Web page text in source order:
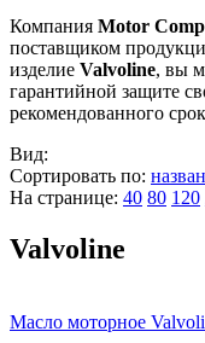
Компания Motor
поставщиком
изделие Valvoline, вы
гарантийной защите
рекомендованного
Вид:
Сортировать по:
На странице: 40 80 120
Valvoline
Масло моторное